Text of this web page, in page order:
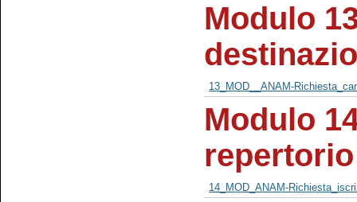
Modulo
13_MOD__ANAM-
Modulo
14_MOD_ANAM-